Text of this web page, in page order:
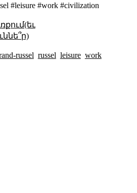
#leisure #work #civilization
russel russel leisure work